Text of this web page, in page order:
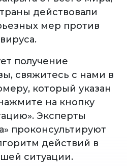
действовали
мер против
получение
свяжитесь с нами в
который указан
на кнопку
Эксперты
проконсультируют
действий в
ситуации.